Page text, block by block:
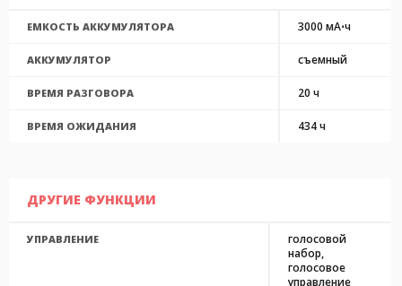
ЕМКОСТЬ АККУМУЛЯТОРА 3000 мА⋅ч
АККУМУЛЯТОР съемный
ВРЕМЯ РАЗГОВОРА 20 ч
ВРЕМЯ ОЖИДАНИЯ 434 ч
ДРУГИЕ ФУНКЦИИ
УПРАВЛЕНИЕ
голосовой
набор,
голосовое
управление